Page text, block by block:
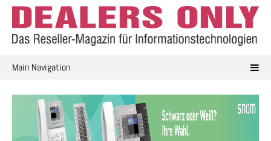
Skip
content
Main Navigation